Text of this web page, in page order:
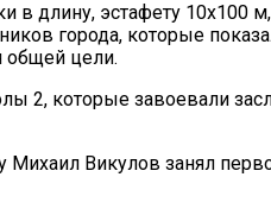
длину, эстафету 10x100
города, которые
общей цели.
2, которые завоевали
Михаил Викулов занял